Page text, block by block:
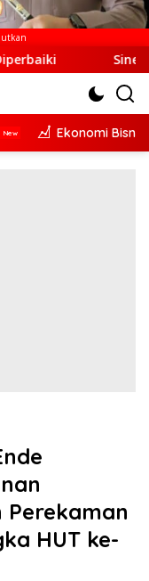
Sinergi Lintas
Ekonomi Bisnis
Perekaman
HUT ke-